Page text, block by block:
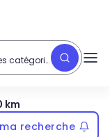
catégories
km
recherche